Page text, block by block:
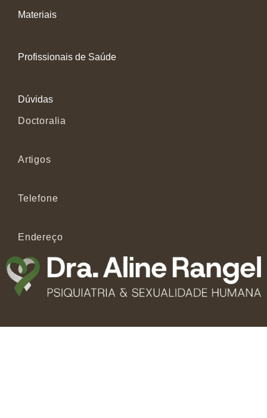
Materiais
Profissionais de Saúde
Dúvidas
Doctoralia
Artigos
Telefone
Endereço